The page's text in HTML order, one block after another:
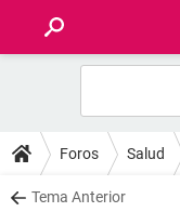
FOROS
SALUD
Foros Salud
Tema Anterior